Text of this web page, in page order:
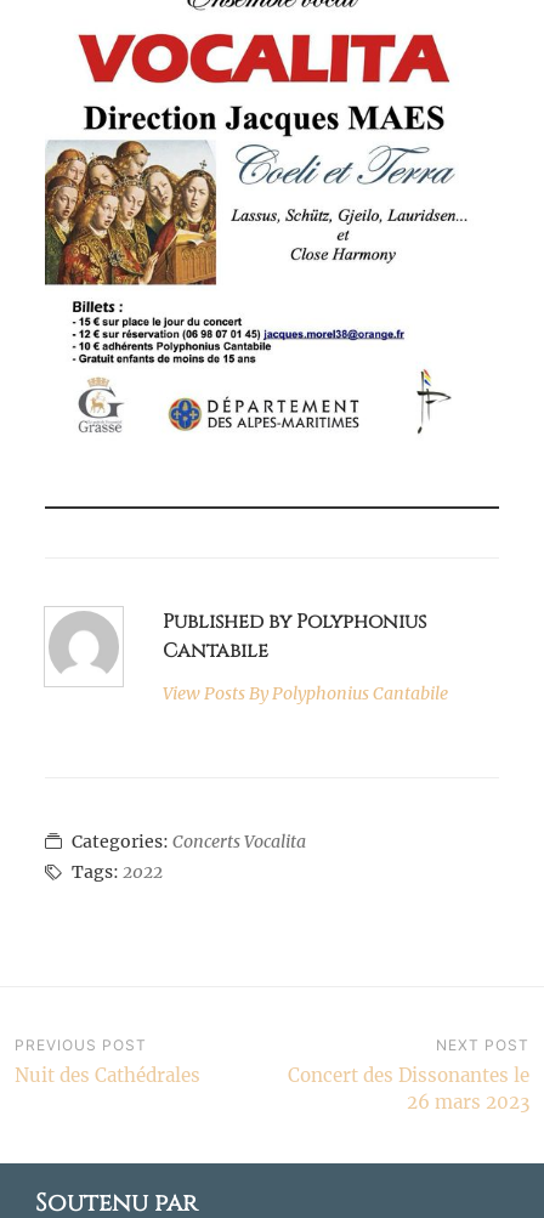
Published by Polyphonius
Cantabile
View Posts ByPolyphonius Cantabile
Categories:Concerts Vocalita
Tags:2022
Navigation
PREVIOUS POST
Nuit des Cathédrales
NEXT POST
Concert des Dissonantes le
26 mars 2023
Soutenu par